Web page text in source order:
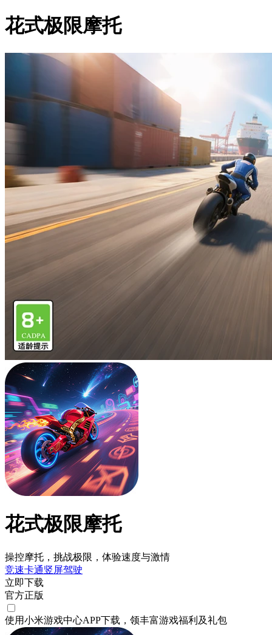
花式极限摩托
花式极限摩托
操控摩托，挑战极限，体验速度与激情
竞速卡通竖屏驾驶
立即下载
官方正版
使用小米游戏中心APP下载 ，领丰富游戏福利 及礼包